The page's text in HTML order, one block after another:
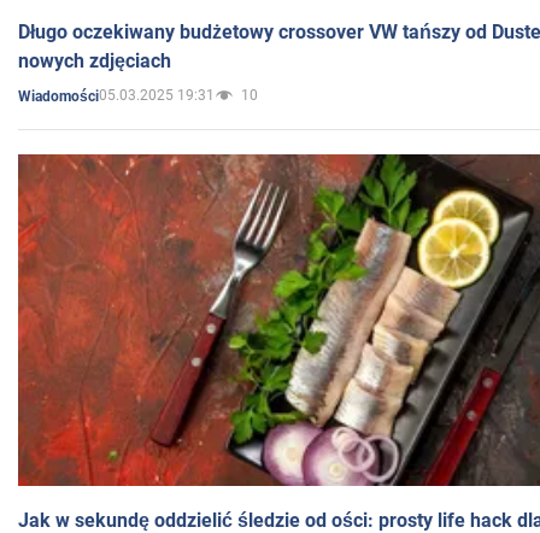
Długo oczekiwany budżetowy crossover VW tańszy od
nowych zdjęciach
Wiadomości05.03.2025 19:31 10
Jak w sekundę oddzielić śledzie od ości: prosty life hack